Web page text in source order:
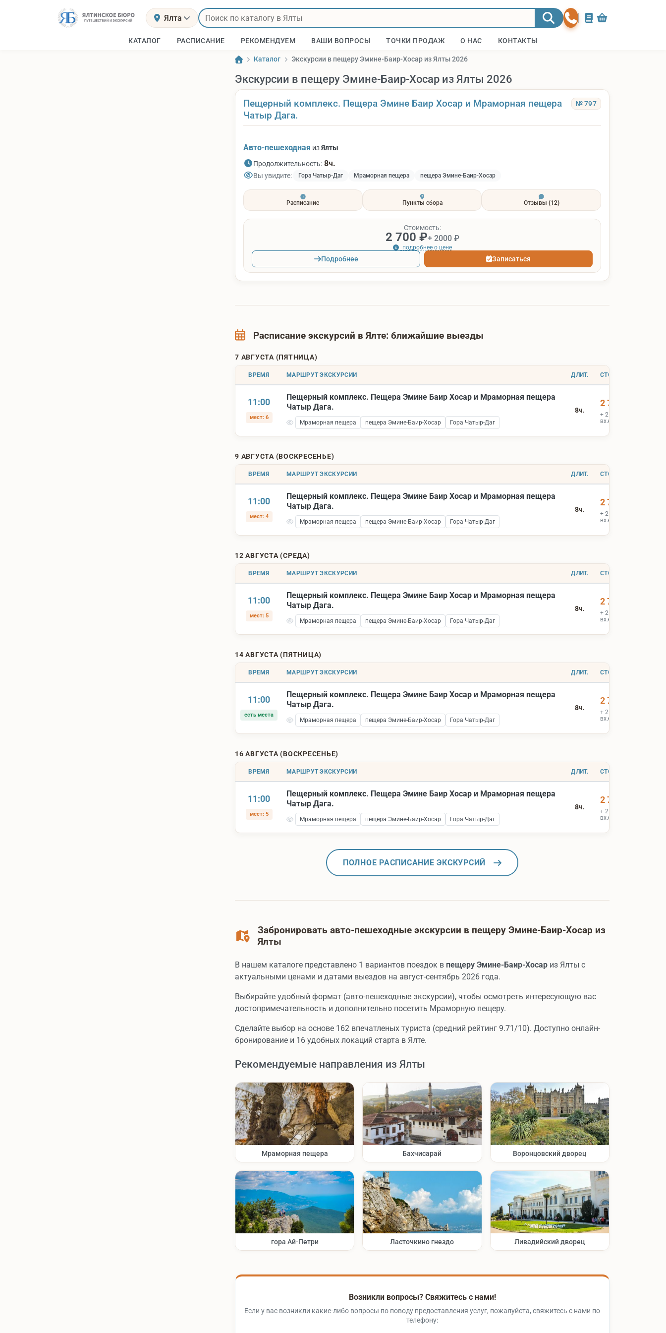
Ялта
КАТАЛОГ РАСПИСАНИЕ РЕКОМЕНДУЕМ ВАШИ ВОПРОСЫ ТОЧКИ ПРОДАЖ О НАС КОНТАКТЫ
Каталог Экскурсии в пещеру Эмине-Баир-Хосар из Ялты 2026
Экскурсии в пещеру Эмине-Баир-Хосар из Ялты 2026
Пещерный комплекс. Пещера Эмине Баир Хосар и Мраморная пещера
Чатыр Дага.
№ 797
Авто-пешеходная изЯлты
Продолжительность: 8ч.
Вы увидите: Гора Чатыр-Даг Мраморная пещера пещера Эмине-Баир-Хосар
Расписание Пункты сбора Отзывы (12)
Стоимость:
2 700 ₽+ 2000 ₽
подробнее о цене
Подробнее Записаться
Расписание экскурсий в Ялте: ближайшие выезды
7 АВГУСТА (ПЯТНИЦА)
ВРЕМЯ МАРШРУТ ЭКСКУРСИИ ДЛИТ. СТОИМОСТЬ
11:00
мест: 6
Пещерный комплекс. Пещера Эмине Баир Хосар и Мраморная пещера
Чатыр Дага.
Мраморная пещера пещера Эмине-Баир-Хосар Гора Чатыр-Даг
8ч.
2 700 ₽
+ 2 000 ₽
вх.билеты
9 АВГУСТА (ВОСКРЕСЕНЬЕ)
ВРЕМЯ МАРШРУТ ЭКСКУРСИИ ДЛИТ. СТОИМОСТЬ
11:00
мест: 4
Пещерный комплекс. Пещера Эмине Баир Хосар и Мраморная пещера
Чатыр Дага.
Мраморная пещера пещера Эмине-Баир-Хосар Гора Чатыр-Даг
8ч.
2 700 ₽
+ 2 000 ₽
вх.билеты
12 АВГУСТА (СРЕДА)
ВРЕМЯ МАРШРУТ ЭКСКУРСИИ ДЛИТ. СТОИМОСТЬ
11:00
мест: 5
Пещерный комплекс. Пещера Эмине Баир Хосар и Мраморная пещера
Чатыр Дага.
Мраморная пещера пещера Эмине-Баир-Хосар Гора Чатыр-Даг
8ч.
2 700 ₽
+ 2 000 ₽
вх.билеты
14 АВГУСТА (ПЯТНИЦА)
ВРЕМЯ МАРШРУТ ЭКСКУРСИИ ДЛИТ. СТОИМОСТЬ
11:00
есть места
Пещерный комплекс. Пещера Эмине Баир Хосар и Мраморная пещера
Чатыр Дага.
Мраморная пещера пещера Эмине-Баир-Хосар Гора Чатыр-Даг
8ч.
2 700 ₽
+ 2 000 ₽
вх.билеты
16 АВГУСТА (ВОСКРЕСЕНЬЕ)
ВРЕМЯ МАРШРУТ ЭКСКУРСИИ ДЛИТ. СТОИМОСТЬ
11:00
мест: 5
Пещерный комплекс. Пещера Эмине Баир Хосар и Мраморная пещера
Чатыр Дага.
Мраморная пещера пещера Эмине-Баир-Хосар Гора Чатыр-Даг
8ч.
2 700 ₽
+ 2 000 ₽
вх.билеты
ПОЛНОЕ РАСПИСАНИЕ ЭКСКУРСИЙ
Забронировать авто-пешеходные экскурсии в пещеру Эмине-Баир-Хосар из
Ялты
В нашем каталоге представлено 1 вариантов поездок в пещеру Эмине-Баир-Хосар из Ялты с
актуальными ценами и датами выездов на август-сентябрь 2026 года.
Выбирайте удобный формат (авто-пешеходные экскурсии), чтобы осмотреть интересующую вас
достопримечательность и дополнительно посетить Мраморную пещеру.
Сделайте выбор на основе 162 впечатленых туриста (средний рейтинг 9.71/10). Доступно онлайн-
бронирование и 16 удобных локаций старта в Ялте.
Рекомендуемые направления из Ялты
Мраморная пещера Бахчисарай Воронцовский дворец
гора Ай-Петри Ласточкино гнездо Ливадийский дворец
Возникли вопросы? Свяжитесь с нами!
Если у вас возникли какие-либо вопросы по поводу предоставления услуг, пожалуйста, свяжитесь с нами по
телефону: